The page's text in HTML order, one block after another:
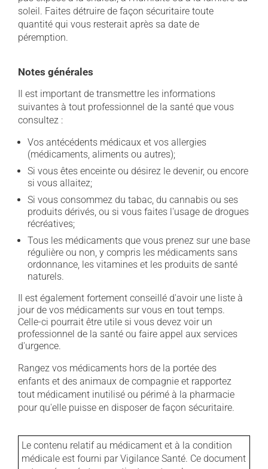
soleil. Faites détruire de façon sécuritaire toute
quantité qui vous resterait après sa date de
péremption.
Notes générales
Il est important de transmettre les informations
suivantes à tout professionnel de la santé que vous
consultez :
Vos antécédents médicaux et vos allergies
(médicaments, aliments ou autres);
Si vous êtes enceinte ou désirez le devenir, ou encore
si vous allaitez;
Si vous consommez du tabac, du cannabis ou ses
produits dérivés, ou si vous faites l'usage de drogues
récréatives;
Tous les médicaments que vous prenez sur une base
régulière ou non, y compris les médicaments sans
ordonnance, les vitamines et les produits de santé
naturels.
Il est également fortement conseillé d'avoir une liste à
jour de vos médicaments sur vous en tout temps.
Celle-ci pourrait être utile si vous devez voir un
professionnel de la santé ou faire appel aux services
d'urgence.
Rangez vos médicaments hors de la portée des
enfants et des animaux de compagnie et rapportez
tout médicament inutilisé ou périmé à la pharmacie
pour qu'elle puisse en disposer de façon sécuritaire.
Le contenu relatif au médicament et à la condition
médicale est fourni par Vigilance Santé. Ce document